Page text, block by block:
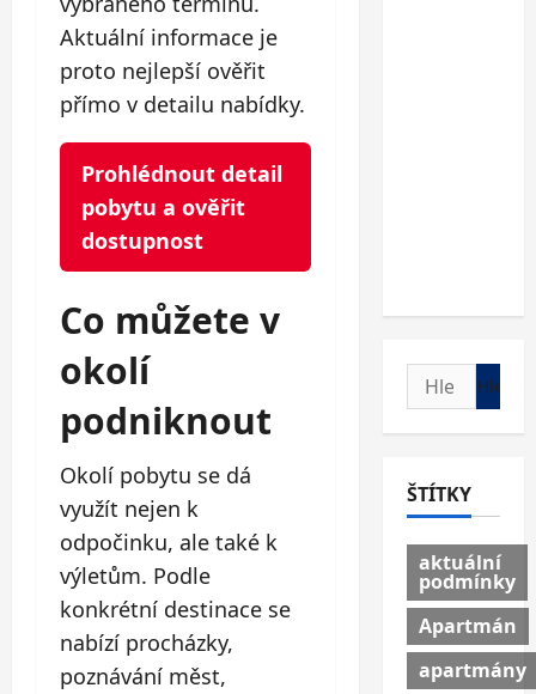
Aktuální informace je
proto nejlepší ověřit
přímo v detailu nabídky.
Prohlédnout detail
pobytu a ověřit
dostupnost
Co můžete v
okolí
podniknout
Okolí pobytu se dá
využít nejen k
odpočinku, ale také k
výletům. Podle
konkrétní destinace se
nabízí procházky,
poznávání měst,
Vyhledávání
ŠTÍTKY
aktuální
podmínky
Apartmán
apartmány